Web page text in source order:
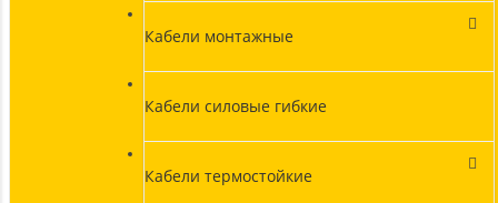
Кабели монтажные
Кабели силовые гибкие
Кабели термостойкие